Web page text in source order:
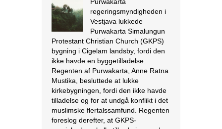
regeringsmyndigheden i
Vestjava lukkede
Purwakarta Simalungun
Protestant Christian Church (GKPS)
bygning i Cigelam landsby, fordi den
ikke havde en byggetilladelse.
Regenten af Purwakarta, Anne Ratna
Mustika, besluttede at lukke
kirkebygningen, fordi den ikke havde
tilladelse og for at undgå konflikt i det
muslimske flertalssamfund. Regenten
foreslog derefter, at GKPS-
menigheden skulle tilbede i en anden